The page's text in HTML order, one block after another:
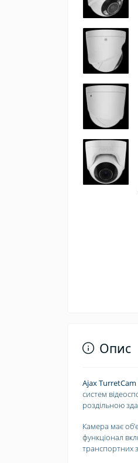
Опис
Ajax
систем
роздільною
Камера має
функціонал
транспортних